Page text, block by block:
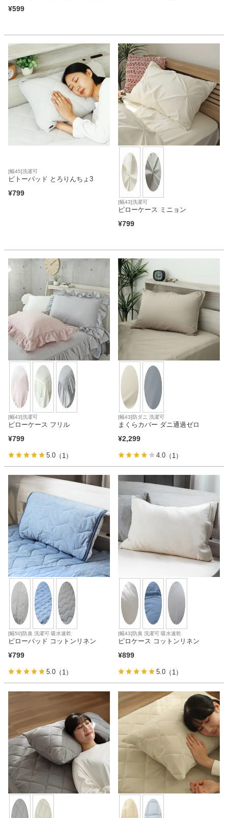
ファブリック
カーテン
ラグ
キッチン用品
家電・照明器具
インテリア雑貨
ガーデン
タワー
¥599
[幅45]洗濯可
ピトーパッド とろりんちょ3
¥799
[幅43]洗濯可
ピローケース ミニョン
¥799
[幅43]洗濯可
ピローケース フリル
¥799
5.0 （1）
[幅43]防ダニ 洗濯可
まくらカバー ダニ通過ゼロ
¥2,299
4.0 （1）
[幅50]防臭 洗濯可 吸水速乾
ピローパッド コットンリネン
¥799
5.0 （1）
[幅43]防臭 洗濯可 吸水速乾
ピロケース コットンリネン
¥899
5.0 （1）